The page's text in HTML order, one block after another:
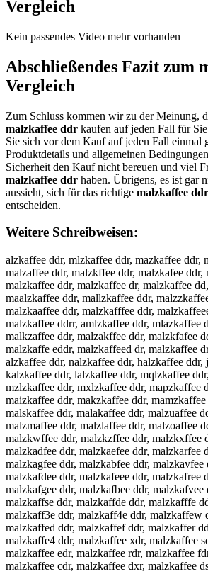
Vergleich
Kein passendes Video mehr vorhanden
Abschließendes Fazit zum
Vergleich
Zum Schluss kommen wir zu der Meinung,
malzkaffee ddr kaufen auf jeden Fall für
Sie sich vor dem Kauf auf jeden Fall einmal
Produktdetails und allgemeinen
Sicherheit den Kauf nicht bereuen und viel
malzkaffee ddr haben. Übrigens, es ist gar
aussieht, sich für das richtige malzkaffee ddr
entscheiden.
Weitere Schreibweisen:
alzkaffee ddr, mlzkaffee ddr, mazkaffee ddr,
malzaffee ddr, malzkffee ddr, malzkafee ddr,
malzkaffee ddr, malzkaffee dr, malzkaffee
maalzkaffee ddr, mallzkaffee ddr,
malzkaaffee ddr, malzkafffee ddr,
malzkaffee ddrr, amlzkaffee ddr, mlazkaffee
malkzaffee ddr, malzakffee ddr, malzkfafee
malzkaffe eddr, malzkaffeed dr, malzkaffee
alzkaffee ddr, nalzkaffee ddr, halzkaffee ddr,
kalzkaffee ddr, lalzkaffee ddr, mqlzkaffee
mzlzkaffee ddr, mxlzkaffee ddr, mapzkaffee
maizkaffee ddr, makzkaffee ddr,
malskaffee ddr, malakaffee ddr, malzuaffee
malzmaffee ddr, malzlaffee ddr, malzoaffee
malzkwffee ddr, malzkzffee ddr, malzkxffee
malzkadfee ddr, malzkaefee ddr, malzkarfee
malzkagfee ddr, malzkabfee ddr, malzkavfee
malzkafdee ddr, malzkafeee ddr, malzkafree
malzkafgee ddr, malzkafbee ddr,
malzkaffse ddr, malzkaffde ddr, malzkafffe
malzkaff3e ddr, malzkaff4e ddr, malzkaffew
malzkaffed ddr, malzkaffef ddr, malzkaffer
malzkaffe4 ddr, malzkaffee xdr, malzkaffee
malzkaffee edr, malzkaffee rdr, malzkaffee
malzkaffee cdr, malzkaffee dxr, malzkaffee